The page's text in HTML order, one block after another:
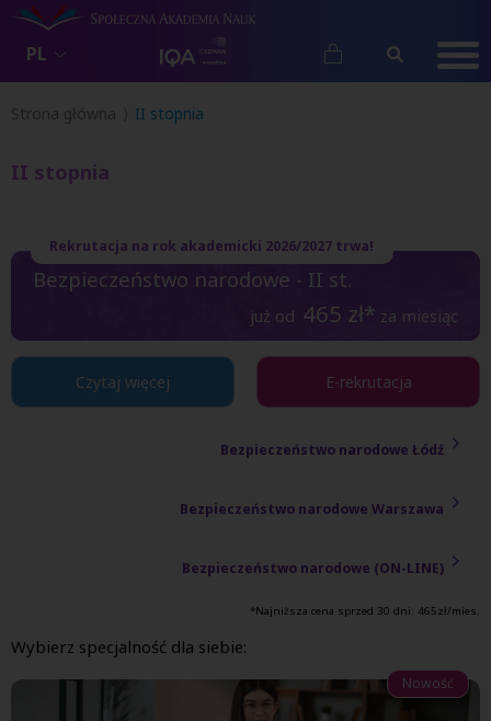
PL
Strona główna II stopnia
II stopnia
Bezpieczeństwo narodowe - II st.
już od 465 zł* za miesiąc
Rekrutacja na rok akademicki 2026/2027 trwa!
Czytaj więcej E-rekrutacja
Bezpieczeństwo narodowe Łódź
Bezpieczeństwo narodowe Warszawa
Bezpieczeństwo narodowe (ON-LINE)
*Najniższa cena sprzed 30 dni: 465zł/mies.
Wybierz specjalność dla siebie:
Nowość